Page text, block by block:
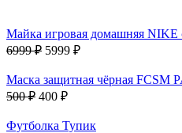
Майка игровая домашняя NIKE
6999 ₽ 5999 ₽
Маска защитная чёрная FCSM
500 ₽ 400 ₽
Футболка Тупик